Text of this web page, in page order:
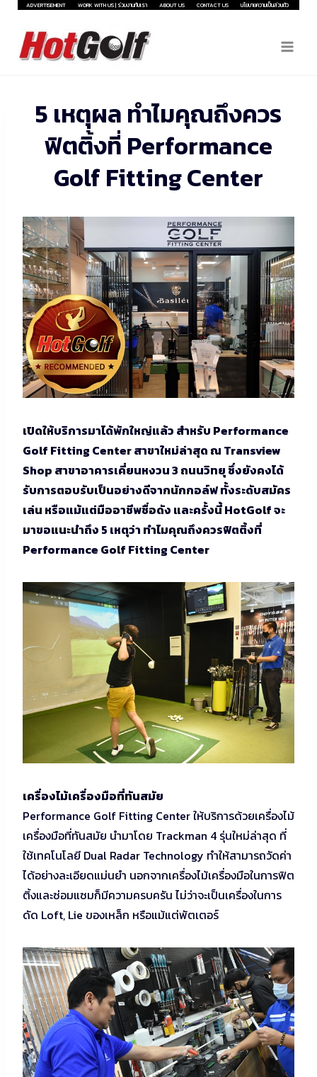
Skip
content
ADVERTISEMENT WORK WITH US | ร่วมงานกับเรา ABOUT US CONTACT US นโยบายความเป็นส่วนตัว
5 เหตุผล ทำไมคุณถึงควร
ฟิตติ้งที่ Performance
Golf Fitting Center
เปิดให้บริการมาได้พักใหญ่แล้ว สำหรับ Performance
Golf Fitting Center สาขาใหม่ล่าสุด ณ Transview
Shop สาขาอาคารเคี่ยนหงวน 3 ถนนวิทยุ ซึ่งยังคงได้
รับการตอบรับเป็นอย่างดีจากนักกอล์ฟ ทั้งระดับสมัคร
เล่น หรือแม้แต่มืออาชีพชื่อดัง และครั้งนี้ HotGolf จะ
มาขอแนะนำถึง 5 เหตุว่า ทำไมคุณถึงควรฟิตติ้งที่
Performance Golf Fitting Center
เครื่องไม้เครื่องมือที่ทันสมัย
Performance Golf Fitting Center ให้บริการด้วยเครื่องไม้
เครื่องมือที่ทันสมัย นำมาโดย Trackman 4 รุ่นใหม่ล่าสุด ที่
ใช้เทคโนโลยี Dual Radar Technology ทำให้สามารถวัดค่า
ได้อย่างละเอียดแม่นยำ นอกจากเครื่องไม้เครื่องมือในการฟิต
ติ้งและซ่อมแซมก็มีความครบครัน ไม่ว่าจะเป็นเครื่องในการ
ดัด Loft, Lie ของเหล็ก หรือแม้แต่พัตเตอร์